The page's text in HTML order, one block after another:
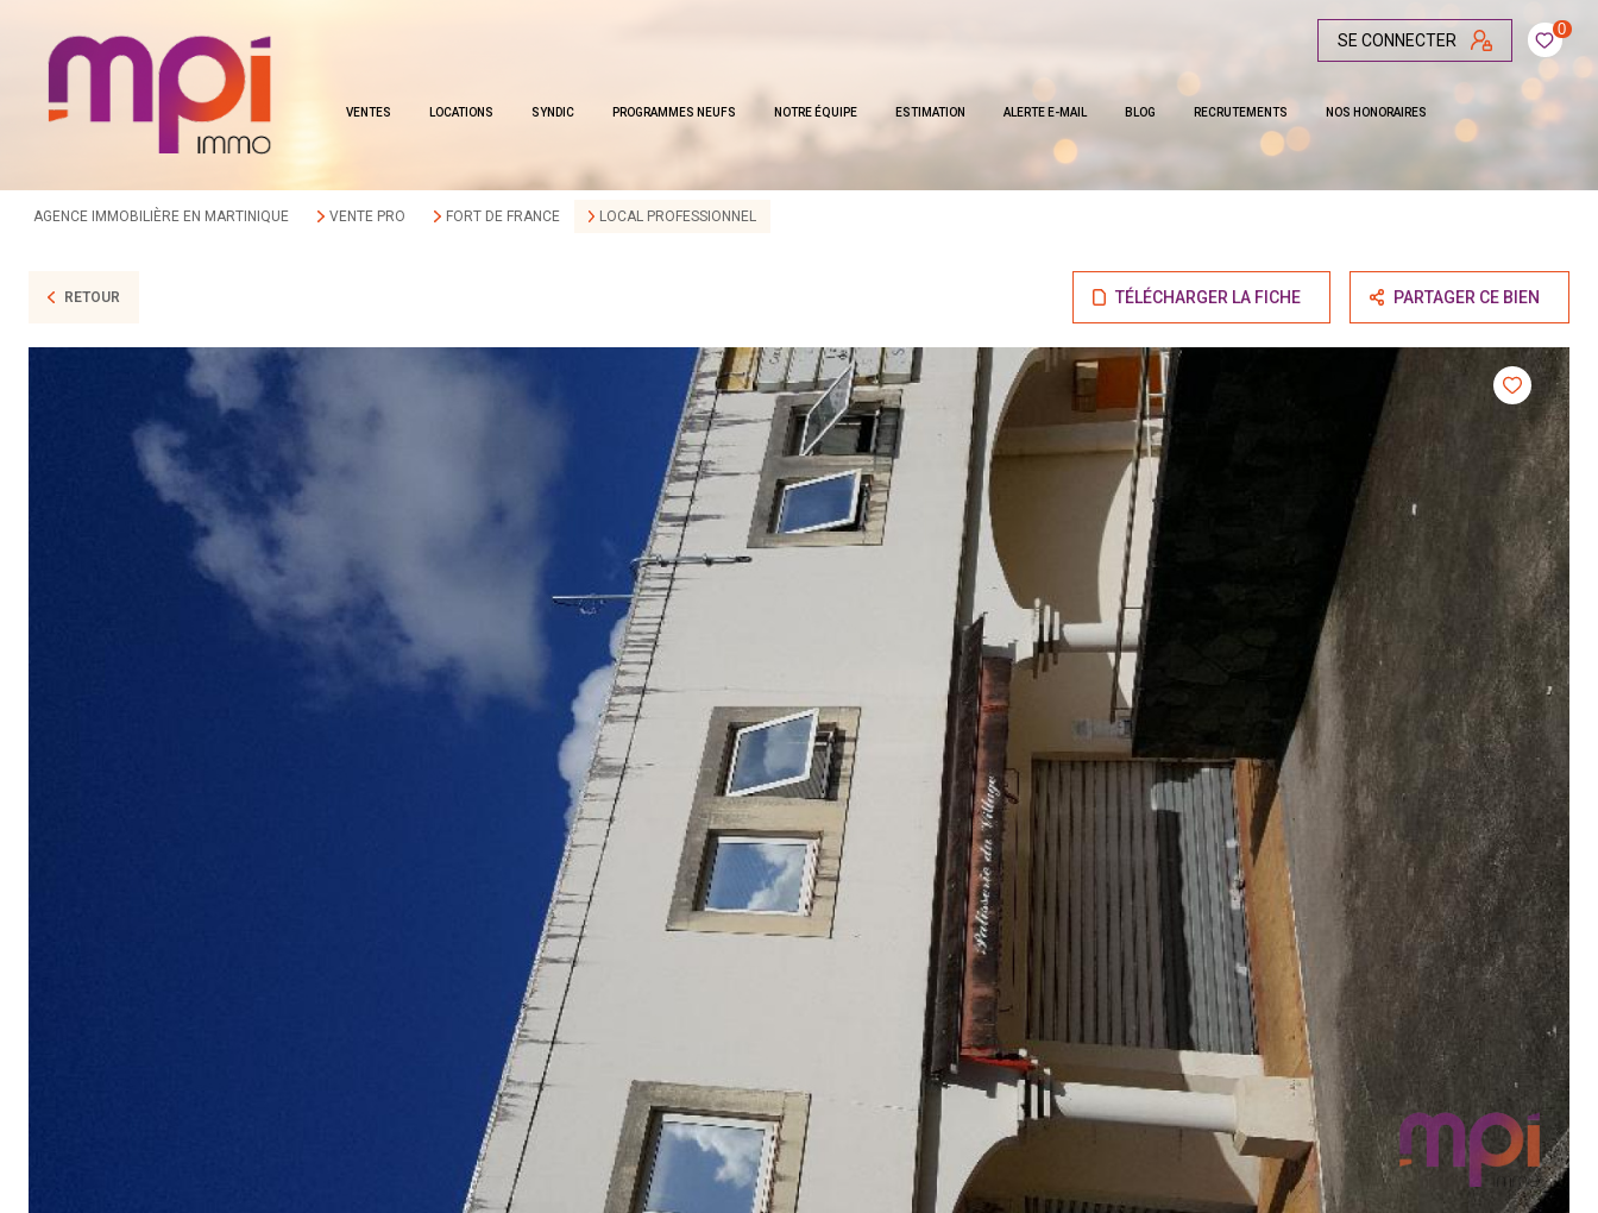
SE CONNECTER
0
VENTES LOCATIONS SYNDIC PROGRAMMES NEUFS NOTRE ÉQUIPE ESTIMATION ALERTE E-MAIL BLOG RECRUTEMENTS NOS HONORAIRES
AGENCE IMMOBILIÈRE EN MARTINIQUE VENTE PRO FORT DE FRANCE LOCAL PROFESSIONNEL
RETOUR TÉLÉCHARGER LA FICHE PARTAGER CE BIEN